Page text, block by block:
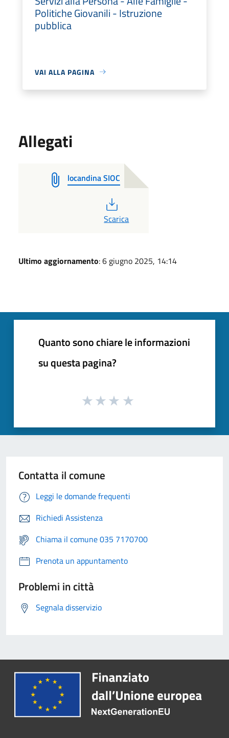
Politiche Giovanili - Istruzione
pubblica
VAI ALLA PAGINA
Allegati
locandina SIOC
PDF
Scarica
Ultimo aggiornamento: 6 giugno 2025, 14:14
Quanto sono chiare le informazioni
su questa pagina?
Contatta il comune
Leggi le domande frequenti
Richiedi Assistenza
Chiama il comune 035 7170700
Prenota un appuntamento
Problemi in città
Segnala disservizio